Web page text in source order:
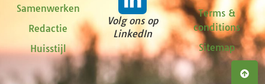
Samenwerken
Redactie
Huisstijl
Volg ons op
LinkedIn
Terms &
conditions
Sitemap